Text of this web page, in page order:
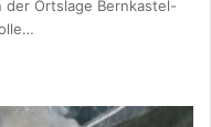
Ortslage Bernkastel-